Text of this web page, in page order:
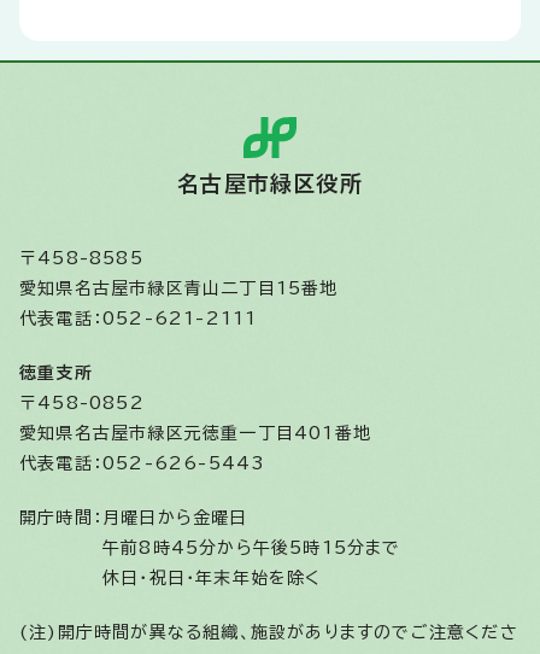
名古屋市緑区役所
〒458-8585
愛知県名古屋市緑区青山二丁目15番地
代表電話：052-621-2111
徳重支所
〒458-0852
愛知県名古屋市緑区元徳重一丁目401番地
代表電話：052-626-5443
開庁時間： 月曜日から金曜日
午前8時45分から午後5時15分まで
休日・祝日・年末年始を除く
(注)開庁時間が異なる組織、施設がありますのでご注意くださ